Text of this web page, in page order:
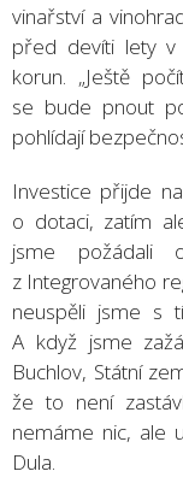
vinařství a
před devíti lety v
korun. „Ještě
se bude pnout
pohlídají
Investice přijde
o dotaci, zatím
jsme požádali
z Integrovaného
neuspěli jsme s
A když jsme
Buchlov, Státní
že to není
nemáme nic, ale
Dula.